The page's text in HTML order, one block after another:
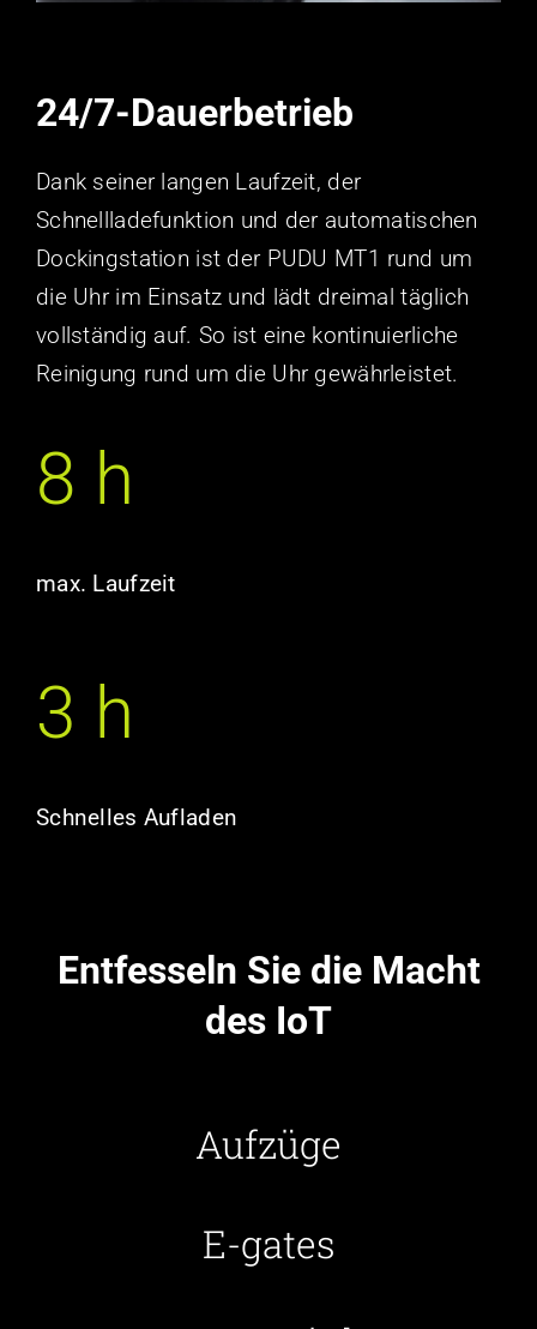
24/7-Dauerbetrieb
Dank seiner langen Laufzeit, der
Schnellladefunktion und der automatischen
Dockingstation ist der PUDU MT1 rund um
die Uhr im Einsatz und lädt dreimal täglich
vollständig auf. So ist eine kontinuierliche
Reinigung rund um die Uhr gewährleistet.
8 h
max. Laufzeit
3 h
Schnelles Aufladen
Entfesseln Sie die Macht
des IoT
Aufzüge
E-gates